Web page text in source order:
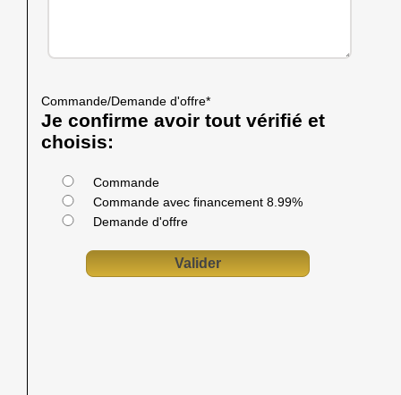
Commande/Demande d'offre*
Je confirme avoir tout vérifié et
choisis:
Commande
Commande avec financement 8.99%
Demande d'offre